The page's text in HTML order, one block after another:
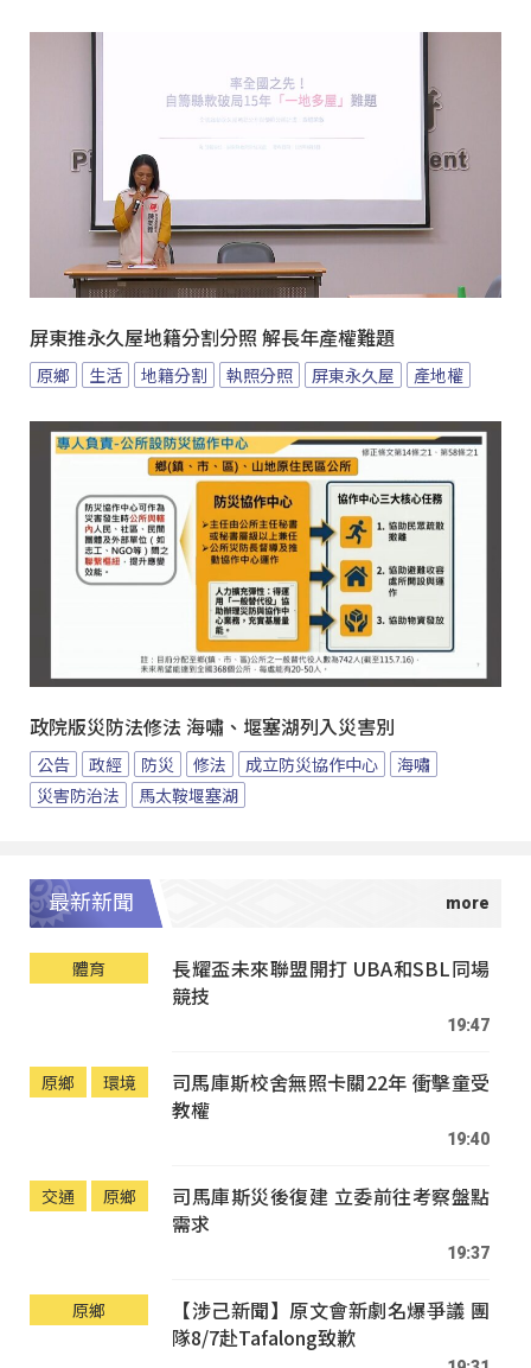
屏東推永久屋地籍分割分照 解長年產權難題
原鄉 生活 地籍分割 執照分照 屏東永久屋 產地權
政院版災防法修法 海嘯、堰塞湖列入災害別
公告 政經 防災 修法 成立防災協作中心
海嘯
災害防治法
馬太鞍堰塞湖
最新新聞
體育
長耀盃未來聯盟開打 UBA和SBL同場
競技
19:47
原鄉 環境
司馬庫斯校舍無照卡關22年 衝擊童受
教權
19:40
交通 原鄉
司馬庫斯災後復建 立委前往考察盤點
需求
19:37
原鄉
【涉己新聞】原文會新劇名爆爭議 團
隊8/7赴Tafalong致歉